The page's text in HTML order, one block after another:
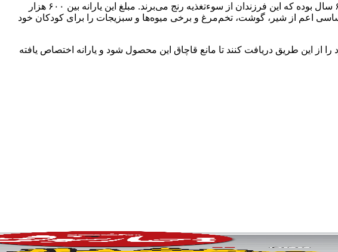
یارانه دیگر که همچون کالابرگ الکترونیکی شارژ می‌شود برای سرپرستان خانواری است که دارای کودک یا کودکان یک تا ۶ سال بوده که این فرزندان از سوءتغذیه رنج می‌برند. مبلغ این یارانه بین ۶۰۰ هزار
به ازای هر کودک دارای سوءتغذیه متفاوت است. والدین مجاز هستند با این پول ۱۶ قلم کالای اساسی اعم از شیر، گوشت، تخم‌مرغ و برخی میوه‌ها و سبزیجات را برای کودکان خود
شیرخشک خود را از این طریق دریافت کنند تا مانع قاچاق این محصول شود و یارانه اختصاص یافته